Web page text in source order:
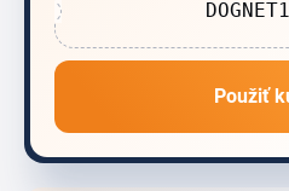
Použiť